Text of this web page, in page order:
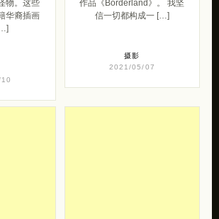
物。这些
华裔插画
作品《Borderland》。 我坚
信一切都构成一 […]
摄影
2021/05/07